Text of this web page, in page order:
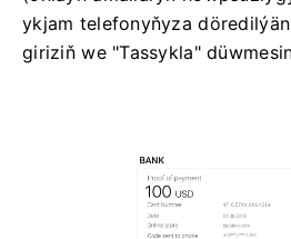
ykjam telefonyňyza
giriziň we "Tassykla"